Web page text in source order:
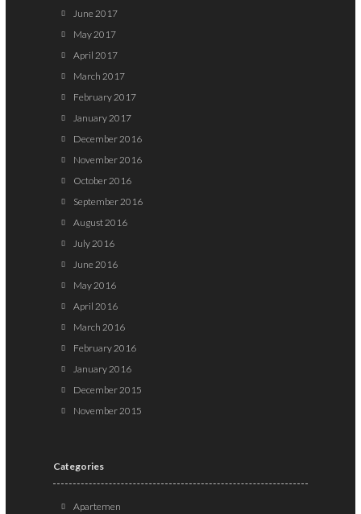
June 2017
May 2017
April 2017
March 2017
February 2017
January 2017
December 2016
November 2016
October 2016
September 2016
August 2016
July 2016
June 2016
May 2016
April 2016
March 2016
February 2016
January 2016
December 2015
November 2015
Categories
Apartemen